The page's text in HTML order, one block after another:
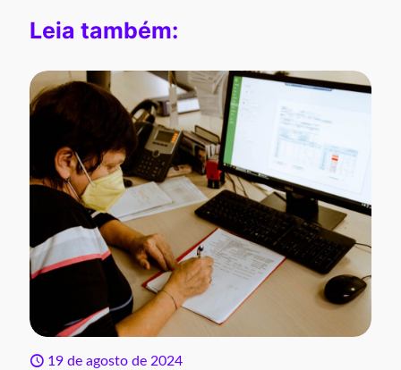
Leia também:
19 de agosto de 2024